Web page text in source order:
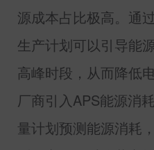
源成本占比极高。通
生产计划可以引导能
高峰时段，从而降低
厂商引入 APS能源消
量计划预测能源消耗